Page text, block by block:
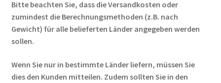
Bitte beachten Sie, dass die Versandkosten oder
zumindest die Berechnungsmethoden (z.B. nach
Gewicht) für alle belieferten Länder angegeben werden
sollen.
Wenn Sie nur in bestimmte Länder liefern, müssen Sie
dies den Kunden mitteilen. Zudem sollten Sie in den